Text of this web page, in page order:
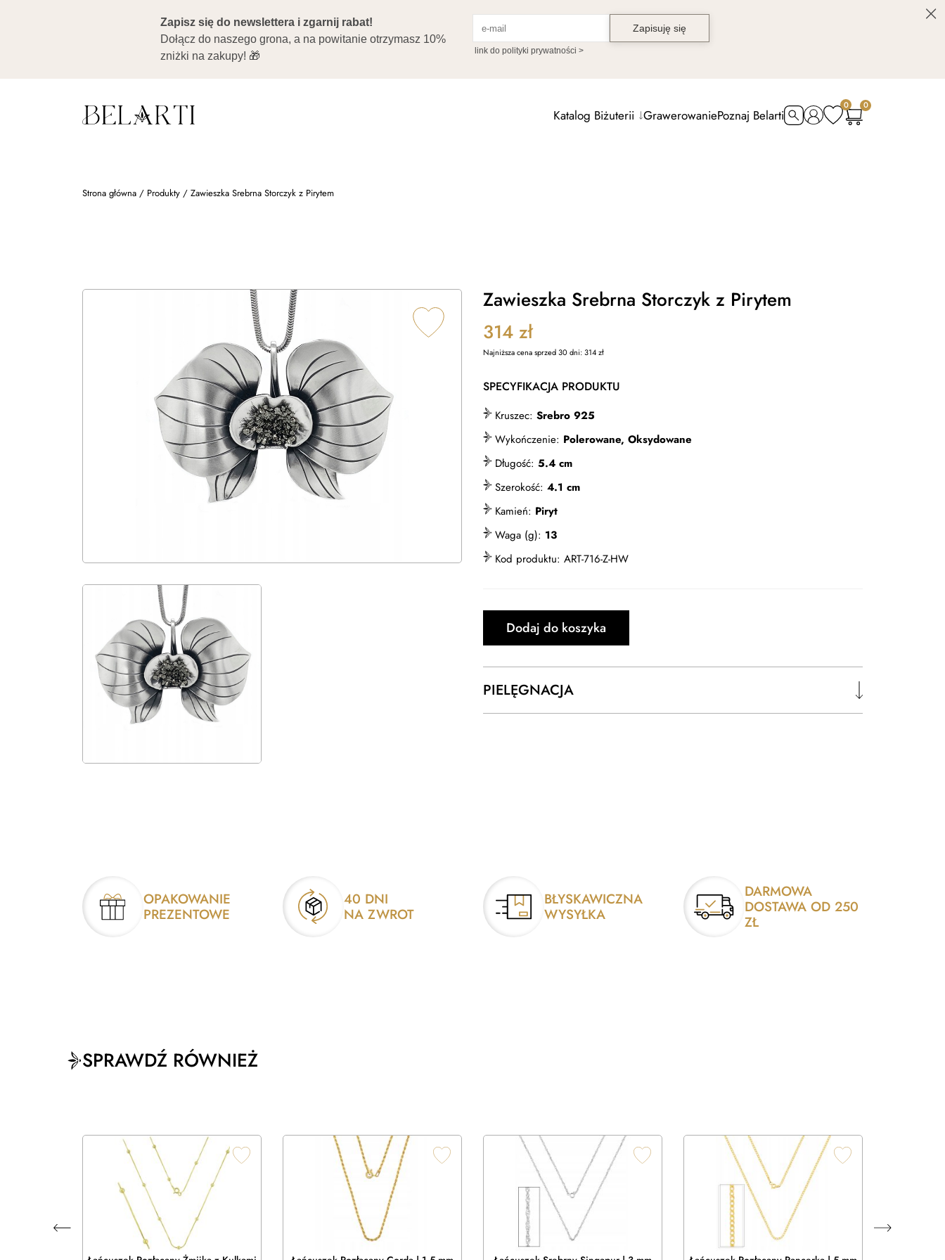
Katalog Biżuterii GrawerowaniePoznaj Belarti
0 0
Strona główna / Produkty / Zawieszka Srebrna Storczyk z Pirytem
Zawieszka Srebrna Storczyk z Pirytem
314 zł
Najniższa cena sprzed 30 dni:314zł
SPECYFIKACJA PRODUKTU
Kruszec: Srebro 925
Wykończenie: Polerowane, Oksydowane
Długość: 5.4 cm
Szerokość: 4.1 cm
Kamień: Piryt
Waga (g): 13
Kod produktu: ART-716-Z-HW
Dodaj do koszyka
PIELĘGNACJA
OPAKOWANIE
PREZENTOWE
40 DNI
NA ZWROT
BŁYSKAWICZNA
WYSYŁKA
DARMOWA
DOSTAWA OD 250
ZŁ
SPRAWDŹ RÓWNIEŻ